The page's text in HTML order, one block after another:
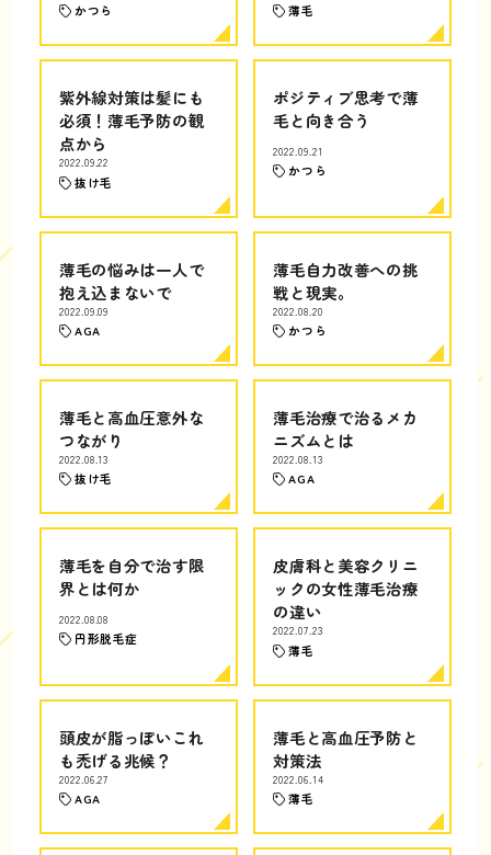
かつら 薄毛
紫外線対策は髪にも
必須！薄毛予防の観
点から
2022.09.22
抜け毛
ポジティブ思考で薄
毛と向き合う
2022.09.21
かつら
薄毛の悩みは一人で
抱え込まないで
2022.09.09
AGA
薄毛自力改善への挑
戦と現実。
2022.08.20
かつら
薄毛と高血圧意外な
つながり
2022.08.13
抜け毛
薄毛治療で治るメカ
ニズムとは
2022.08.13
AGA
薄毛を自分で治す限
界とは何か
2022.08.08
円形脱毛症
皮膚科と美容クリニ
ックの女性薄毛治療
の違い
2022.07.23
薄毛
頭皮が脂っぽいこれ
も禿げる兆候？
2022.06.27
AGA
薄毛と高血圧予防と
対策法
2022.06.14
薄毛